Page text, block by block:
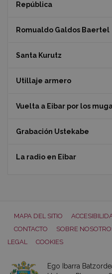
República
Romualdo Galdos Baertel
Santa Kurutz
Utillaje armero
Vuelta a Eibar por los
Grabación Ustekabe
La radio en Eibar
MAPA DEL SITIO
CONTACTO
SOBRE
LEGAL
COOKIES
Ego Ibarra